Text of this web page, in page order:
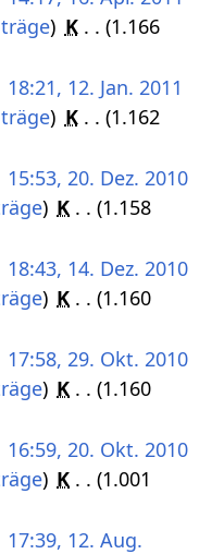
K
1.166
18:21, 12. Jan. 2011
K
1.162
15:53, 20. Dez. 2010
K
1.158
18:43, 14. Dez. 2010
K
1.160
17:58, 29. Okt. 2010
K
1.160
16:59, 20. Okt. 2010
K
1.001
17:39, 12. Aug.